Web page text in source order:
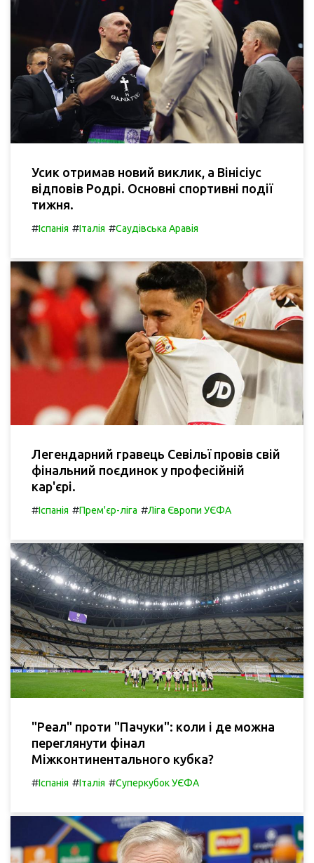
Усик отримав новий виклик, а Вінісіус
відповів Родрі. Основні спортивні події
тижня.
#Іспанія #Італія #Саудівська Аравія
Легендарний гравець Севільї провів свій
фінальний поєдинок у професійній
кар'єрі.
#Іспанія #Прем'єр-ліга #Ліга Європи УЄФА
"Реал" проти "Пачуки": коли і де можна
переглянути фінал
Міжконтинентального кубка?
#Іспанія #Італія #Суперкубок УЄФА